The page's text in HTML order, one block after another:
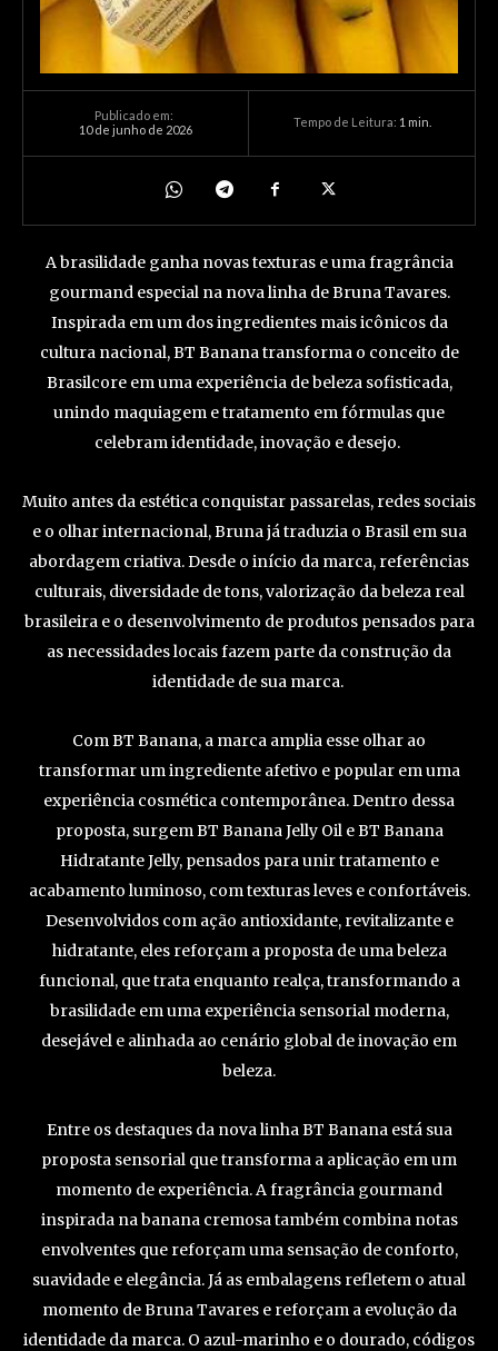
Publicado em:
10 de junho de 2026
Tempo de Leitura: 1 min.
A brasilidade ganha novas texturas e uma fragrância
gourmand especial na nova linha de Bruna Tavares.
Inspirada em um dos ingredientes mais icônicos da
cultura nacional, BT Banana transforma o conceito de
Brasilcore em uma experiência de beleza sofisticada,
unindo maquiagem e tratamento em fórmulas que
celebram identidade, inovação e desejo.
Muito antes da estética conquistar passarelas, redes sociais
e o olhar internacional, Bruna já traduzia o Brasil em sua
abordagem criativa. Desde o início da marca, referências
culturais, diversidade de tons, valorização da beleza real
brasileira e o desenvolvimento de produtos pensados para
as necessidades locais fazem parte da construção da
identidade de sua marca.
Com BT Banana, a marca amplia esse olhar ao
transformar um ingrediente afetivo e popular em uma
experiência cosmética contemporânea. Dentro dessa
proposta, surgem BT Banana Jelly Oil e BT Banana
Hidratante Jelly, pensados para unir tratamento e
acabamento luminoso, com texturas leves e confortáveis.
Desenvolvidos com ação antioxidante, revitalizante e
hidratante, eles reforçam a proposta de uma beleza
funcional, que trata enquanto realça, transformando a
brasilidade em uma experiência sensorial moderna,
desejável e alinhada ao cenário global de inovação em
beleza.
Entre os destaques da nova linha BT Banana está sua
proposta sensorial que transforma a aplicação em um
momento de experiência. A fragrância gourmand
inspirada na banana cremosa também combina notas
envolventes que reforçam uma sensação de conforto,
suavidade e elegância. Já as embalagens refletem o atual
momento de Bruna Tavares e reforçam a evolução da
identidade da marca. O azul-marinho e o dourado, códigos